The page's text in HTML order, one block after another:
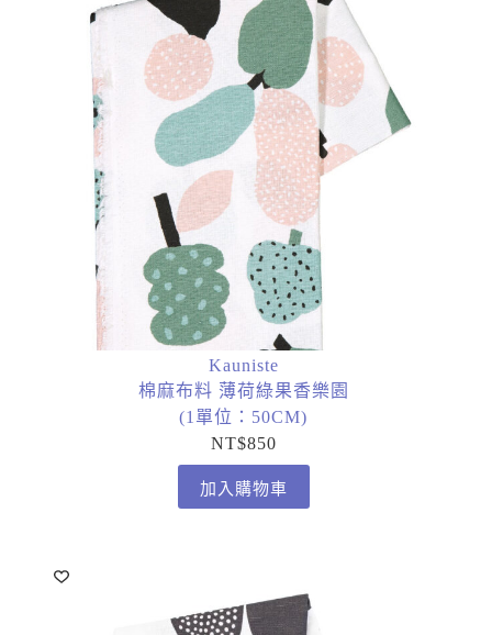
Kauniste
棉麻布料 薄荷綠果香樂園
(1單位：50CM)
NT$850
加入購物車